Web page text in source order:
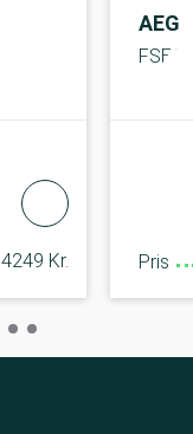
4249 Kr.
AEG
Pris